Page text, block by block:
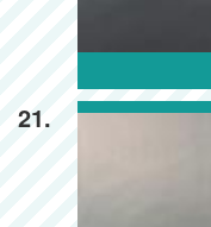
21.